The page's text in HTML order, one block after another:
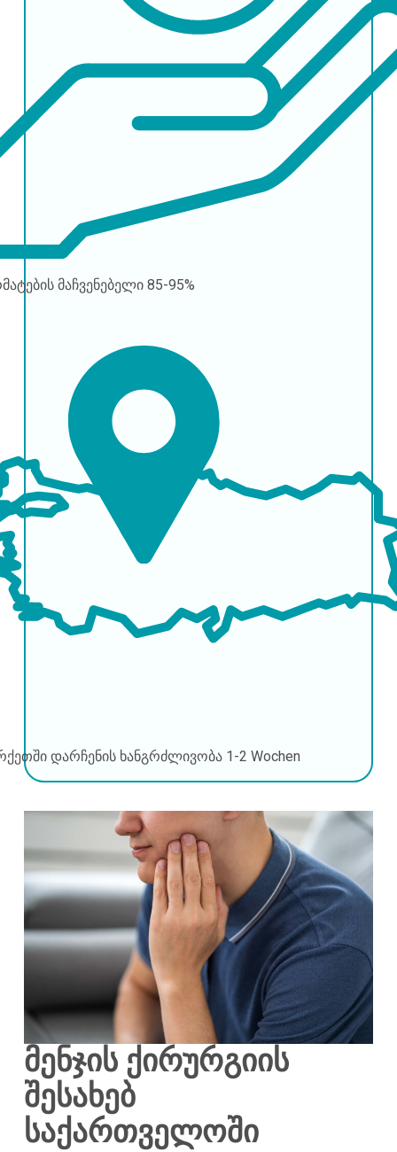
მაჩვენებელი 85-95%
დარჩენის ხანგრძლივობა 1-2 Wochen
მენჯის ქირურგიის
შესახებ
საქართველოში